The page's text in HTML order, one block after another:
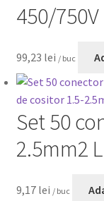
450/
99,23 lei / buc
Set 50
2.5mm2
9,17 lei / buc